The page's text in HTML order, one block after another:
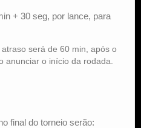
+ 30 seg, por lance, para
será de 60 min, após o
anunciar o início da rodada.
final do torneio serão: